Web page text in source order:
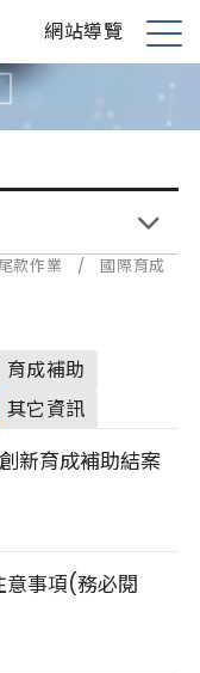
網站導覽
展
選
單
款作業 / 國際育成
育成補助
其它資訊
新育成補助結案
意事項(務必閱